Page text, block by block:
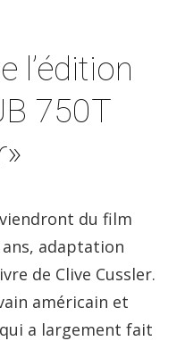
l’édition
750T
du film
adaptation
de Clive Cussler.
américain et
a largement fait